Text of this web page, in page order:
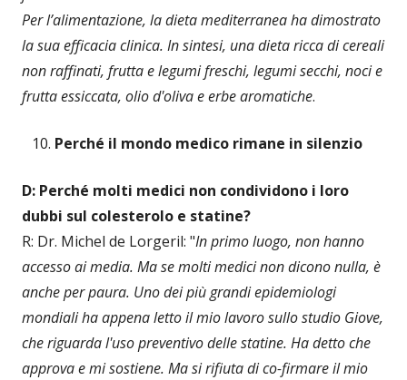
Per l’alimentazione, la dieta mediterranea ha dimostrato
la sua efficacia clinica. In sintesi, una dieta ricca di cereali
non raffinati, frutta e legumi freschi, legumi secchi, noci e
frutta essiccata, olio d'oliva e erbe aromatiche.
Perché il mondo medico rimane in silenzio
D: Perché molti medici non condividono i loro
dubbi sul colesterolo e statine?
R: Dr. Michel de Lorgeril: "In primo luogo, non hanno
accesso ai media. Ma se molti medici non dicono nulla, è
anche per paura. Uno dei più grandi epidemiologi
mondiali ha appena letto il mio lavoro sullo studio Giove,
che riguarda l'uso preventivo delle statine. Ha detto che
approva e mi sostiene. Ma si rifiuta di co-firmare il mio